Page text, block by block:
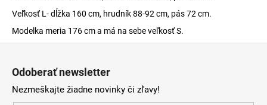
Veľkosť L- dĺžka 160 cm, hrudník 88-92 cm, pás 72 cm.
Modelka meria 176 cm a má na sebe veľkosť S.
Odoberať newsletter
Nezmeškajte žiadne novinky či zľavy!